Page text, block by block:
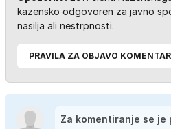
kazensko odgovoren za javno
nasilja ali nestrpnosti.
PRAVILA ZA OBJAVO